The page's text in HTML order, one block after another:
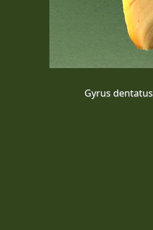
Gyrus dentatus